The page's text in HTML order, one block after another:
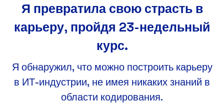
Я превратила свою страсть в
карьеру, пройдя 23-недельный
курс.
Я обнаружил, что можно построить карьеру
в ИТ-индустрии, не имея никаких знаний в
области кодирования.